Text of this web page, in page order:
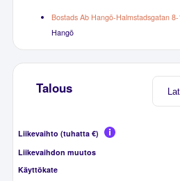
Bostads Ab Hangö-Halmstadsgatan
Hangö
Talous
Liikevaihto (tuhatta €)
Liikevaihdon muutos
Käyttökate